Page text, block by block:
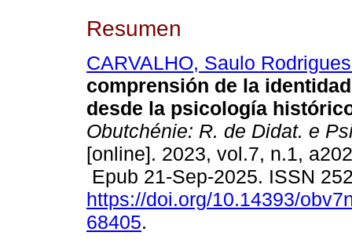
Resumen
CARVALHO, Saulo
comprensión de la
desde la psicología
Obutchénie: R. de Didat. e
[online]. 2023, vol.7, n.1,
Epub 21-Sep-2025. ISSN
https://doi.org/10.14393/
68405.